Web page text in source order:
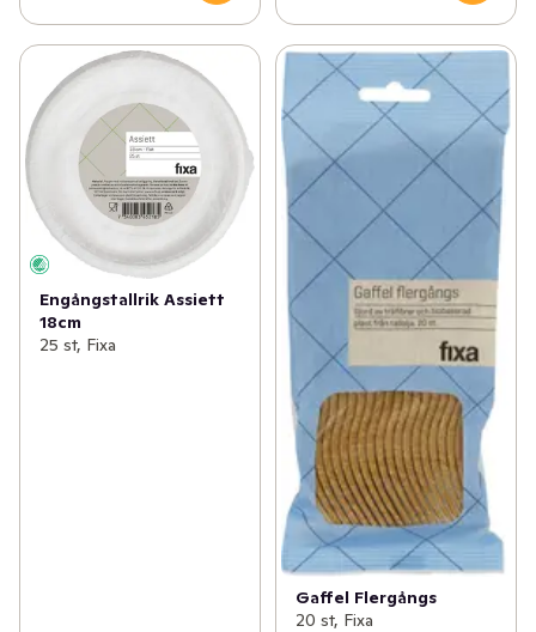
Engångstallrik Assiett
18cm
25 st, Fixa
Gaffel Flergångs
20 st, Fixa